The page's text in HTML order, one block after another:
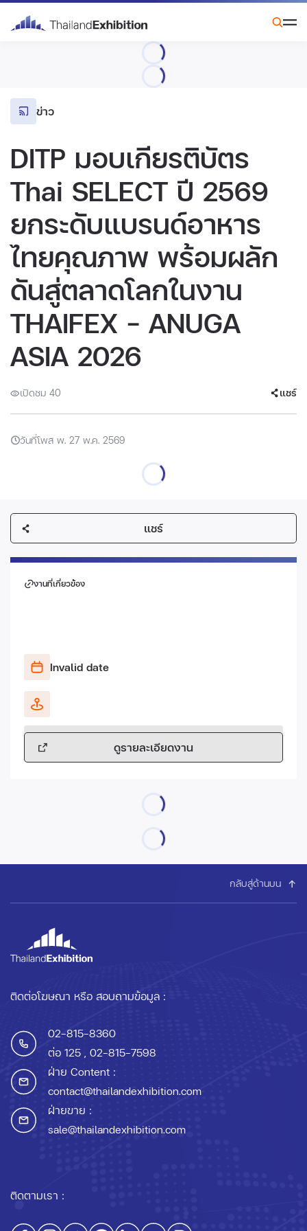
ข่าว
DITP มอบเกียรติบัตร
Thai SELECT ปี 2569
ยกระดับแบรนด์อาหาร
ไทยคุณภาพ พร้อมผลัก
ดันสู่ตลาดโลกในงาน
THAIFEX – ANUGA
ASIA 2026
เปิดชม 40 แชร์
วันที่โพส พ. 27 พ.ค. 2569
แชร์
งานที่เกี่ยวข้อง
Invalid date
ดูรายละเอียดงาน
กลับสู่ด้านบน
ติดต่อโฆษณา หรือ สอบถามข้อมูล :
02-815-8360
ต่อ 125 , 02-815-7598
ฝ่าย Content :
contact@thailandexhibition.com
ฝ่ายขาย :
sale@thailandexhibition.com
ติดตามเรา :